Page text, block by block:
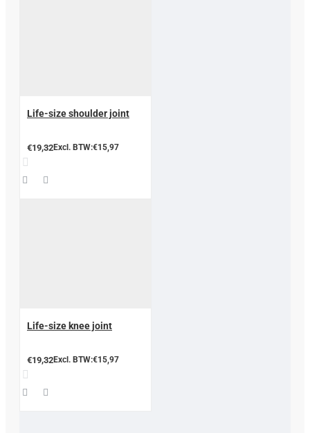
Life-size shoulder joint
€19,32Excl. BTW:€15,97
Life-size knee joint
€19,32Excl. BTW:€15,97